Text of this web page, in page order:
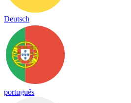
Deutsch
português